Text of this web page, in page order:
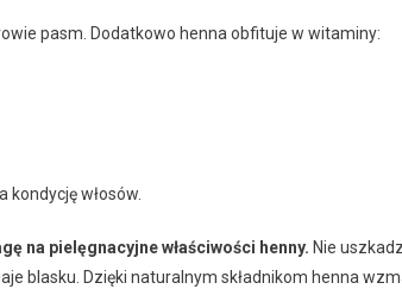
pasm. Dodatkowo henna obfituje w witaminy:
kondycję włosów.
na pielęgnacyjne właściwości henny. Nie
blasku. Dzięki naturalnym składnikom henna